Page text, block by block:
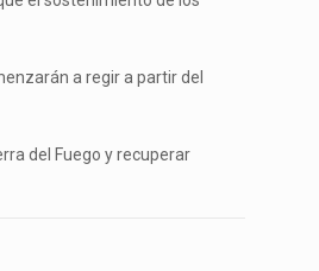
a regir a partir del
del Fuego y recuperar